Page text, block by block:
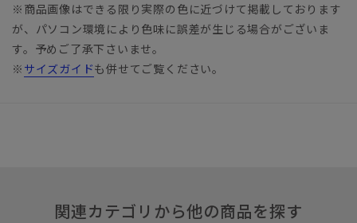
※商品画像はできる限り実際の色に近づけて掲載しております
が、パソコン環境により色味に誤差が生じる場合がございま
す。予めご了承下さいませ。
※ サイズガイドも併せてご覧ください。
関連カテゴリから他の商品を探す